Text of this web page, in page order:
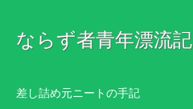
ならず者青年漂流記
差し詰め元ニートの手記